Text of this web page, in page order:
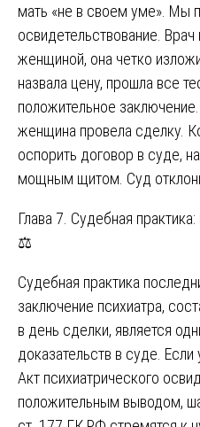
мать «не в своем уме». Мы
освидетельствование.
женщиной, она четко
назвала цену, прошла все
положительное
женщина провела сделку.
оспорить договор в суде,
мощным щитом. Суд
Глава 7. Судебная
⚖️
Судебная практика
заключение психиатра,
в день сделки, является
доказательств в суде. Если
Акт психиатрического
положительным выводом,